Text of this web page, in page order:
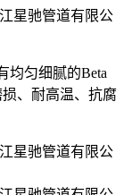
均匀细腻的Beta
、耐高温、抗腐